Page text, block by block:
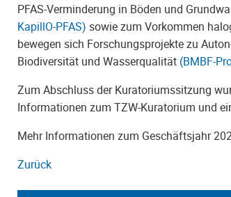
PFAS-Verminderung in Böden und
KapillO-PFAS) sowie zum Vorkommen
bewegen sich Forschungsprojekte zu
Biodiversität und Wasserqualität (BMBF-
Zum Abschluss der Kuratoriumssitzung
Informationen zum TZW-Kuratorium und
Mehr Informationen zum Geschäftsjahr
Zurück